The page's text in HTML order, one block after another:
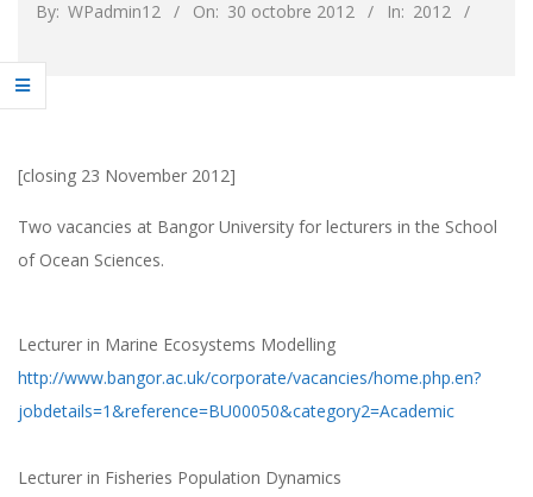
By: WPadmin12 On: 30 octobre 2012 In: 2012
[closing 23 November 2012]
Two vacancies at Bangor University for lecturers in the School
of Ocean Sciences.
Lecturer in Marine Ecosystems Modelling
http://www.bangor.ac.uk/corporate/vacancies/home.php.en?
jobdetails=1&reference=BU00050&category2=Academic
Lecturer in Fisheries Population Dynamics